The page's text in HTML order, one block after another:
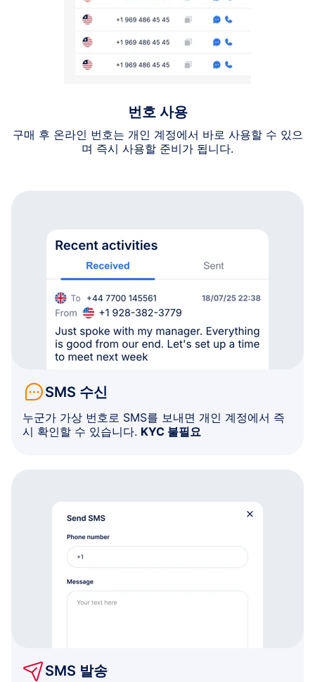
번호 사용
구매 후 온라인 번호는 개인 계정에서 바로 사용할 수 있으
며 즉시 사용할 준비가 됩니다.
SMS 수신
누군가 가상 번호로 SMS를 보내면 개인 계정에서 즉
시 확인할 수 있습니다. KYC 불필요
SMS 발송